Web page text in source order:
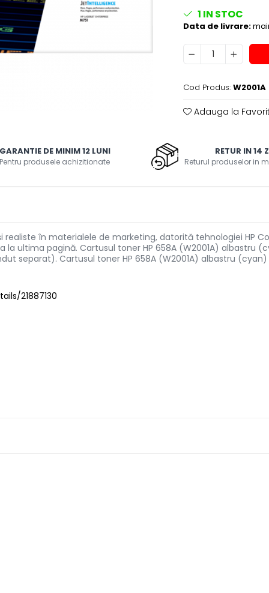
1 IN STOC
Data de livrare:
Cod Produs: W2001A
Adauga la
GARANTIE DE MINIM 12 LUNI
Pentru produsele achizitionate
RETUR IN 14
Returul produselor in
în materialele de marketing, datorită tehnologiei HP
ultima pagină. Cartusul toner HP 658A (W2001A) albastru
separat). Cartusul toner HP 658A (W2001A) albastru
21887130